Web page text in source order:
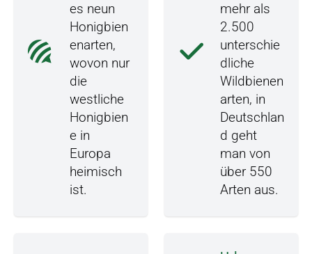
es neun
Honigbien
enarten,
wovon nur
die
westliche
Honigbien
e in
Europa
heimisch
ist.
mehr als
2.500
unterschie
dliche
Wildbienen
arten, in
Deutschlan
d geht
man von
über 550
Arten aus.